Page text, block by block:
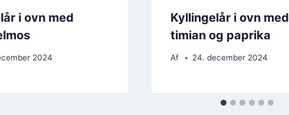
i ovn med
2024
Kyllingelår i ovn med
timian og paprika
Af 24. december 2024